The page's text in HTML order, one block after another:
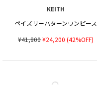
KEITH
ペイズリーパターンワンピース
¥41,800¥24,200 (42%OFF)